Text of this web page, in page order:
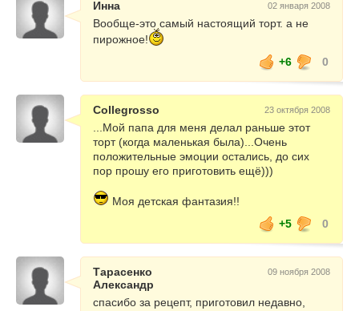
Инна 02 января 2008
Вообще-это самый настоящий торт. а не
пирожное!
+6
0
Collegrosso 23 октября 2008
...Мой папа для меня делал раньше этот
торт (когда маленькая была)...Очень
положительные эмоции остались, до сих
пор прошу его приготовить ещё)))
Моя детская фантазия!!
+5
0
Тарасенко
Александр
09 ноября 2008
спасибо за рецепт, приготовил недавно,